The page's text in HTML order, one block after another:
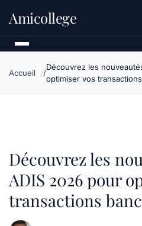
Amicollege
Accueil
Découvrez les
optimiser vos
Découvrez les
ADIS 2026 pour
transactions